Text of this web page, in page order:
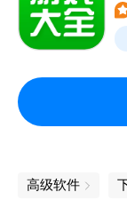
高级软件